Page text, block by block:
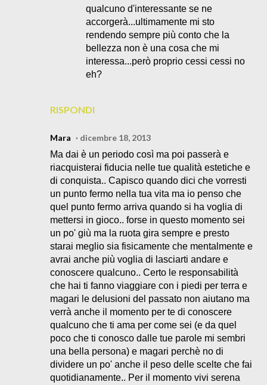
RISPONDI
qualcuno d'interessante se ne
accorgerà...ultimamente mi sto
rendendo sempre più conto che la
bellezza non è una cosa che mi
interessa...però proprio cessi cessi no
eh?
Mara
dicembre 18, 2013
Ma dai è un periodo così ma poi passerà e
riacquisterai fiducia nelle tue qualità estetiche e
di conquista.. Capisco quando dici che vorresti
un punto fermo nella tua vita ma io penso che
quel punto fermo arriva quando si ha voglia di
mettersi in gioco.. forse in questo momento sei
un po' giù ma la ruota gira sempre e presto
starai meglio sia fisicamente che mentalmente e
avrai anche più voglia di lasciarti andare e
conoscere qualcuno.. Certo le responsabilità
che hai ti fanno viaggiare con i piedi per terra e
magari le delusioni del passato non aiutano ma
verrà anche il momento per te di conoscere
qualcuno che ti ama per come sei (e da quel
poco che ti conosco dalle tue parole mi sembri
una bella persona) e magari perchè no di
dividere un po' anche il peso delle scelte che fai
quotidianamente.. Per il momento vivi serena